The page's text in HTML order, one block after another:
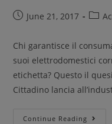
June 21, 2017
Chi garantisce il
suoi elettrodomestici
etichetta? Questo il
Cittadino lancia
Continue Reading